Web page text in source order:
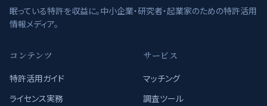
眠っている特許を収益に。中小企業・研究者・起業家のための特許活用
情報メディア。
コンテンツ
特許活用ガイド
ライセンス実務
サービス
マッチング
調査ツール